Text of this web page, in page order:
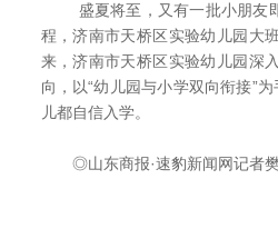
盛夏将至，又有一批小朋友即
程，济南市天桥区实验幼儿园大
来，济南市天桥区实验幼儿园深
向，以“幼儿园与小学双向衔接”
儿都自信入学。
◎山东商报·速豹新闻网记者